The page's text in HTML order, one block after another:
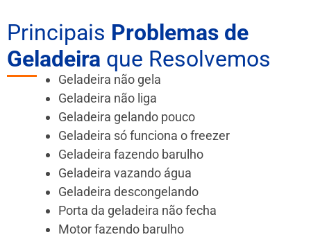
Principais Problemas de
Geladeira que Resolvemos
Geladeira não gela
Geladeira não liga
Geladeira gelando pouco
Geladeira só funciona o freezer
Geladeira fazendo barulho
Geladeira vazando água
Geladeira descongelando
Porta da geladeira não fecha
Motor fazendo barulho